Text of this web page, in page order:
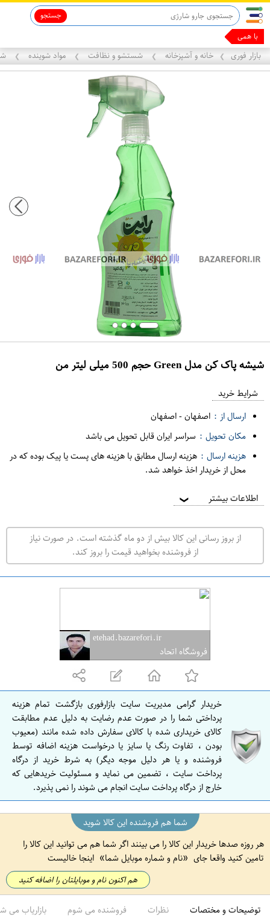
جستجو
با همین گوشیت
بازار فوری ❯ خانه و آشپزخانه ❯ شستشو و نظافت ❯ مواد شوینده ❯
شیشه پاک کن مدل Green حجم 500 میلی لیتر من
ر
ت
ه
ر
ا
ن
ا
ص
ف
ه
ا
ن
شرایط خرید
ارسال از : اصفهان-اصفهان
مکان تحویل : سراسر ایران قابل تحویل می باشد
هزینه ارسال : هزینه ارسال مطابق با هزینه های پست یا پیک بوده که در
محل از خریدار اخذ خواهد شد.
اطلاعات بیشتر ❯
از بروز رسانی این کالا بیش از دو ماه گذشته است. در صورت نیاز
از فروشنده بخواهید قیمت را بروز کند.
etehad.bazarefori.ir
فروشگاه اتحاد
خریدار گرامی مدیریت سایت بازارفوری بازگشت تمام هزینه
پرداختی شما را در صورت عدم رضایت به دلیل عدم مطابقت
کالای خریداری شده با کالای سفارش داده شده مانند (معیوب
بودن ، تفاوت رنگ یا سایز یا درخواست هزینه اضافه توسط
فروشنده و یا هر دلیل موجه دیگر) به شرط خرید از درگاه
پرداخت سایت ، تضمین می نماید و مسئولیت خریدهایی که
خارج از درگاه پرداخت سایت انجام می شوند را نمی پذیرد.
شما هم فروشنده این کالا شوید
هر روزه صدها خریدار این کالا را می بینند اگر شما هم می توانید این کالا را
تامین کنید واقعا جای
نام و شماره موبایل شما اینجا خالیست
هم اکنون نام و موبایلتان را اضافه کنید
توضیحات و مختصات نظرات فروشنده می شوم بازاریاب می